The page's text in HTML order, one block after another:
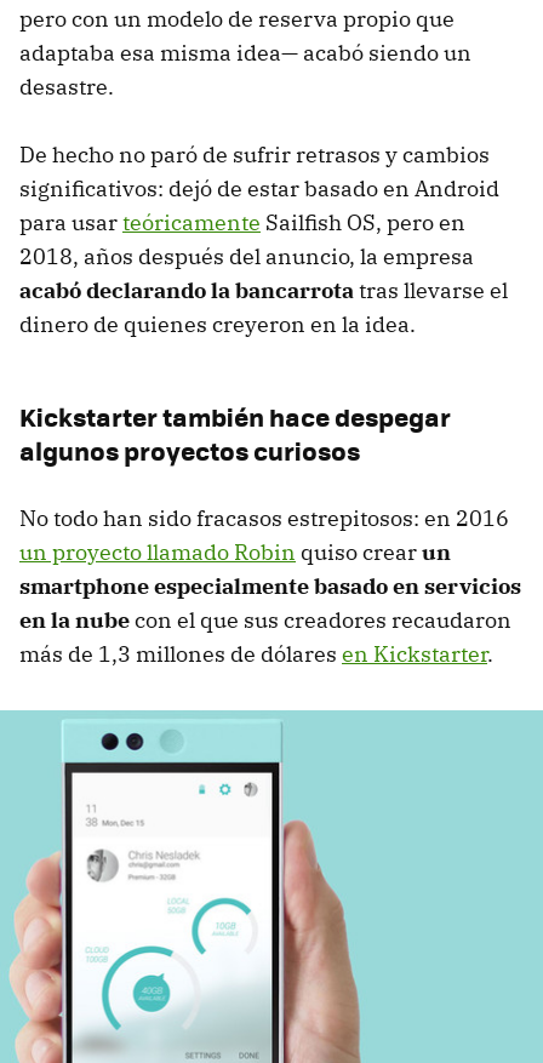
pero con un modelo de reserva propio que
adaptaba esa misma idea— acabó siendo un
desastre.
De hecho no paró de sufrir retrasos y cambios
significativos: dejó de estar basado en Android
para usarteóricamente Sailfish OS, pero en
2018, años después del anuncio, la empresa
acabó declarando la bancarrotatras llevarse el
dinero de quienes creyeron en la idea.
Kickstarter también hace despegar
algunos proyectos curiosos
No todo han sido fracasos estrepitosos: en 2016
un proyecto llamado Robin quiso crearun
smartphone especialmente basado en servicios
en la nubecon el que sus creadores recaudaron
más de 1,3 millones de dólares en Kickstarter.